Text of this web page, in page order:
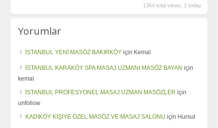
1364 total views, 2 today
Yorumlar
İSTANBUL YENİ MASÖZ BAKIRKÖY için Kemal
İSTANBUL KARAKÖY SPA MASAJ UZMANI MASÖZ BAYAN için
kemal
İSTANBUL PROFESYONEL MASAJ UZMAN MASÖZLER için
unfollow
KADIKÖY KİŞİYE ÖZEL MASÖZ VE MASAJ SALONU için Hursut